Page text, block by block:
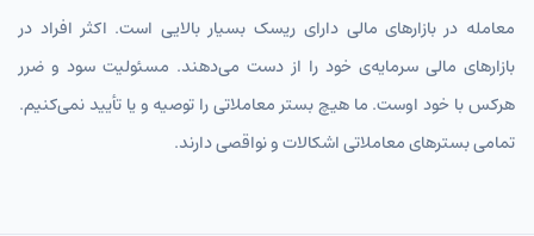
معامله در بازارهای مالی دارای ریسک بسیار بالایی است. اکثر افراد در
بازارهای مالی سرمایه‌ی خود را از دست می‌دهند. مسئولیت سود و ضرر
هرکس با خود اوست. ما هیچ بستر معاملاتی را توصیه و یا تأیید نمی‌کنیم.
تمامی بسترهای معاملاتی اشکالات و نواقصی دارند.